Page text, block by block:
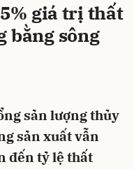
giá trị thất
bằng sông
sản lượng thủy
sản xuất vẫn
đến tỷ lệ thất
Hủy